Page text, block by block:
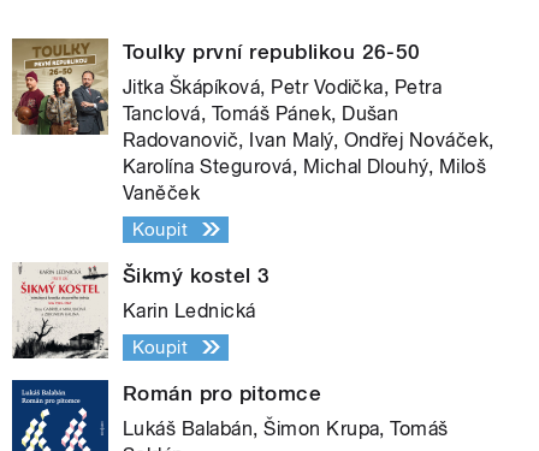
Toulky první republikou 26-50
Jitka Škápíková, Petr Vodička, Petra
Tanclová, Tomáš Pánek, Dušan
Radovanovič, Ivan Malý, Ondřej Nováček,
Karolína Stegurová, Michal Dlouhý, Miloš
Vaněček
Koupit
Šikmý kostel 3
Karin Lednická
Koupit
Román pro pitomce
Lukáš Balabán, Šimon Krupa, Tomáš